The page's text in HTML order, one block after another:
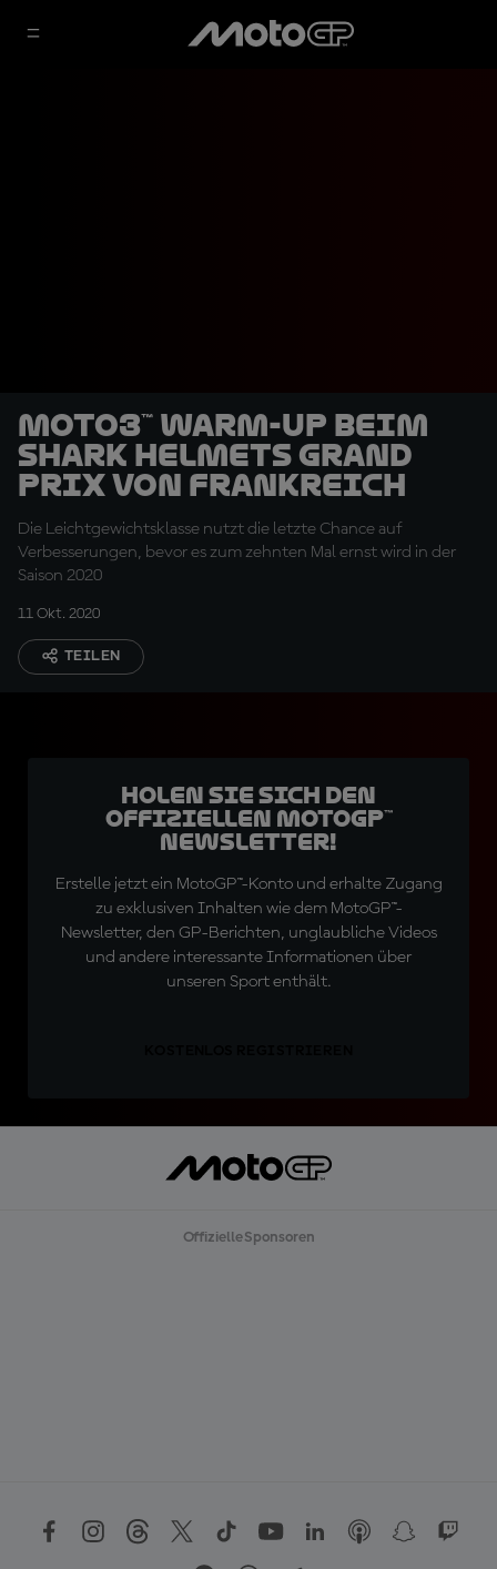
Moto3™ Warm-Up beim
SHARK Helmets Grand
Prix von Frankreich
Die Leichtgewichtsklasse nutzt die letzte Chance auf
Verbesserungen, bevor es zum zehnten Mal ernst wird in der
Saison 2020
11 Okt. 2020
TEILEN
Holen Sie sich den
offiziellen MotoGP™
Newsletter!
Erstelle jetzt ein MotoGP™-Konto und erhalte Zugang
zu exklusiven Inhalten wie dem MotoGP™-
Newsletter, den GP-Berichten, unglaubliche Videos
und andere interessante Informationen über
unseren Sport enthält.
Offizielle Sponsoren